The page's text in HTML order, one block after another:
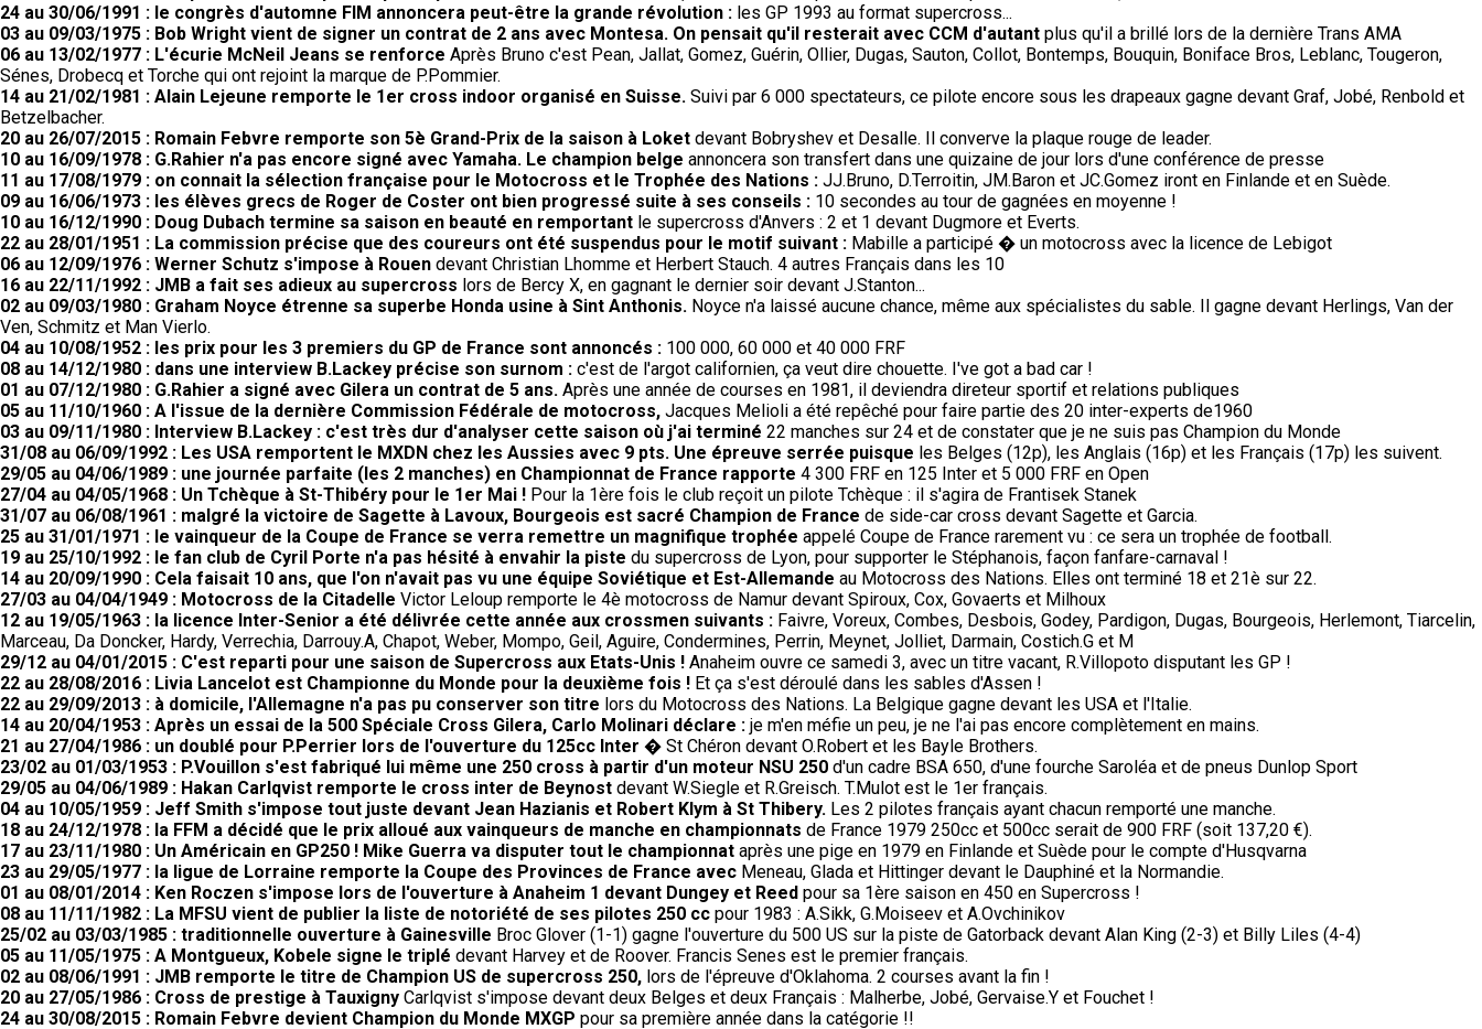
24 au 30/06/1991 : le congrès d'automne FIM annoncera peut-être la grande révolution : les GP 1993 au format supercross...
03 au 09/03/1975 : Bob Wright vient de signer un contrat de 2 ans avec Montesa. On pensait qu'il resterait avec CCM d'autant plus qu'il a brillé lors de la dernière Trans AMA
06 au 13/02/1977 : L'écurie McNeil Jeans se renforce Après Bruno c'est Pean, Jallat, Gomez, Guérin, Ollier, Dugas, Sauton, Collot, Bontemps, Bouquin, Boniface Bros, Leblanc, Tougeron,
Sénes, Drobecq et Torche qui ont rejoint la marque de P.Pommier.
14 au 21/02/1981 : Alain Lejeune remporte le 1er cross indoor organisé en Suisse. Suivi par 6 000 spectateurs, ce pilote encore sous les drapeaux gagne devant Graf, Jobé, Renbold et
Betzelbacher.
20 au 26/07/2015 : Romain Febvre remporte son 5è Grand-Prix de la saison à Loket devant Bobryshev et Desalle. Il converve la plaque rouge de leader.
10 au 16/09/1978 : G.Rahier n'a pas encore signé avec Yamaha. Le champion belge annoncera son transfert dans une quizaine de jour lors d'une conférence de presse
11 au 17/08/1979 : on connait la sélection française pour le Motocross et le Trophée des Nations : JJ.Bruno, D.Terroitin, JM.Baron et JC.Gomez iront en Finlande et en Suède.
09 au 16/06/1973 : les élèves grecs de Roger de Coster ont bien progressé suite à ses conseils : 10 secondes au tour de gagnées en moyenne !
10 au 16/12/1990 : Doug Dubach termine sa saison en beauté en remportant le supercross d'Anvers : 2 et 1 devant Dugmore et Everts.
22 au 28/01/1951 : La commission précise que des coureurs ont été suspendus pour le motif suivant : Mabille a participé � un motocross avec la licence de Lebigot
06 au 12/09/1976 : Werner Schutz s'impose à Rouen devant Christian Lhomme et Herbert Stauch. 4 autres Français dans les 10
16 au 22/11/1992 : JMB a fait ses adieux au supercross lors de Bercy X, en gagnant le dernier soir devant J.Stanton...
02 au 09/03/1980 : Graham Noyce étrenne sa superbe Honda usine à Sint Anthonis. Noyce n'a laissé aucune chance, même aux spécialistes du sable. Il gagne devant Herlings, Van der
Ven, Schmitz et Man Vierlo.
04 au 10/08/1952 : les prix pour les 3 premiers du GP de France sont annoncés : 100 000, 60 000 et 40 000 FRF
08 au 14/12/1980 : dans une interview B.Lackey précise son surnom : c'est de l'argot californien, ça veut dire chouette. I've got a bad car !
01 au 07/12/1980 : G.Rahier a signé avec Gilera un contrat de 5 ans. Après une année de courses en 1981, il deviendra direteur sportif et relations publiques
05 au 11/10/1960 : A l'issue de la dernière Commission Fédérale de motocross, Jacques Melioli a été repêché pour faire partie des 20 inter-experts de1960
03 au 09/11/1980 : Interview B.Lackey : c'est très dur d'analyser cette saison où j'ai terminé 22 manches sur 24 et de constater que je ne suis pas Champion du Monde
31/08 au 06/09/1992 : Les USA remportent le MXDN chez les Aussies avec 9 pts. Une épreuve serrée puisque les Belges (12p), les Anglais (16p) et les Français (17p) les suivent.
29/05 au 04/06/1989 : une journée parfaite (les 2 manches) en Championnat de France rapporte 4 300 FRF en 125 Inter et 5 000 FRF en Open
27/04 au 04/05/1968 : Un Tchèque à St-Thibéry pour le 1er Mai ! Pour la 1ère fois le club reçoit un pilote Tchèque : il s'agira de Frantisek Stanek
31/07 au 06/08/1961 : malgré la victoire de Sagette à Lavoux, Bourgeois est sacré Champion de France de side-car cross devant Sagette et Garcia.
25 au 31/01/1971 : le vainqueur de la Coupe de France se verra remettre un magnifique trophée appelé Coupe de France rarement vu : ce sera un trophée de football.
19 au 25/10/1992 : le fan club de Cyril Porte n'a pas hésité à envahir la piste du supercross de Lyon, pour supporter le Stéphanois, façon fanfare-carnaval !
14 au 20/09/1990 : Cela faisait 10 ans, que l'on n'avait pas vu une équipe Soviétique et Est-Allemande au Motocross des Nations. Elles ont terminé 18 et 21è sur 22.
27/03 au 04/04/1949 : Motocross de la Citadelle Victor Leloup remporte le 4è motocross de Namur devant Spiroux, Cox, Govaerts et Milhoux
12 au 19/05/1963 : la licence Inter-Senior a été délivrée cette année aux crossmen suivants : Faivre, Voreux, Combes, Desbois, Godey, Pardigon, Dugas, Bourgeois, Herlemont, Tiarcelin,
Marceau, Da Doncker, Hardy, Verrechia, Darrouy.A, Chapot, Weber, Mompo, Geil, Aguire, Condermines, Perrin, Meynet, Jolliet, Darmain, Costich.G et M
29/12 au 04/01/2015 : C'est reparti pour une saison de Supercross aux Etats-Unis ! Anaheim ouvre ce samedi 3, avec un titre vacant, R.Villopoto disputant les GP !
22 au 28/08/2016 : Livia Lancelot est Championne du Monde pour la deuxième fois ! Et ça s'est déroulé dans les sables d'Assen !
22 au 29/09/2013 : à domicile, l'Allemagne n'a pas pu conserver son titre lors du Motocross des Nations. La Belgique gagne devant les USA et l'Italie.
14 au 20/04/1953 : Après un essai de la 500 Spéciale Cross Gilera, Carlo Molinari déclare : je m'en méfie un peu, je ne l'ai pas encore complètement en mains.
21 au 27/04/1986 : un doublé pour P.Perrier lors de l'ouverture du 125cc Inter � St Chéron devant O.Robert et les Bayle Brothers.
23/02 au 01/03/1953 : P.Vouillon s'est fabriqué lui même une 250 cross à partir d'un moteur NSU 250 d'un cadre BSA 650, d'une fourche Saroléa et de pneus Dunlop Sport
29/05 au 04/06/1989 : Hakan Carlqvist remporte le cross inter de Beynost devant W.Siegle et R.Greisch. T.Mulot est le 1er français.
04 au 10/05/1959 : Jeff Smith s'impose tout juste devant Jean Hazianis et Robert Klym à St Thibery. Les 2 pilotes français ayant chacun remporté une manche.
18 au 24/12/1978 : la FFM a décidé que le prix alloué aux vainqueurs de manche en championnats de France 1979 250cc et 500cc serait de 900 FRF (soit 137,20 €).
17 au 23/11/1980 : Un Américain en GP250 ! Mike Guerra va disputer tout le championnat après une pige en 1979 en Finlande et Suède pour le compte d'Husqvarna
23 au 29/05/1977 : la ligue de Lorraine remporte la Coupe des Provinces de France avec Meneau, Glada et Hittinger devant le Dauphiné et la Normandie.
01 au 08/01/2014 : Ken Roczen s'impose lors de l'ouverture à Anaheim 1 devant Dungey et Reed pour sa 1ère saison en 450 en Supercross !
08 au 11/11/1982 : La MFSU vient de publier la liste de notoriété de ses pilotes 250 cc pour 1983 : A.Sikk, G.Moiseev et A.Ovchinikov
25/02 au 03/03/1985 : traditionnelle ouverture à Gainesville Broc Glover (1-1) gagne l'ouverture du 500 US sur la piste de Gatorback devant Alan King (2-3) et Billy Liles (4-4)
05 au 11/05/1975 : A Montgueux, Kobele signe le triplé devant Harvey et de Roover. Francis Senes est le premier français.
02 au 08/06/1991 : JMB remporte le titre de Champion US de supercross 250, lors de l'épreuve d'Oklahoma. 2 courses avant la fin !
20 au 27/05/1986 : Cross de prestige à Tauxigny Carlqvist s'impose devant deux Belges et deux Français : Malherbe, Jobé, Gervaise.Y et Fouchet !
24 au 30/08/2015 : Romain Febvre devient Champion du Monde MXGP pour sa première année dans la catégorie !!